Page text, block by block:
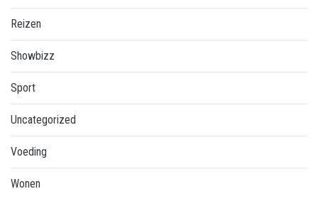
Reizen
Showbizz
Sport
Uncategorized
Voeding
Wonen